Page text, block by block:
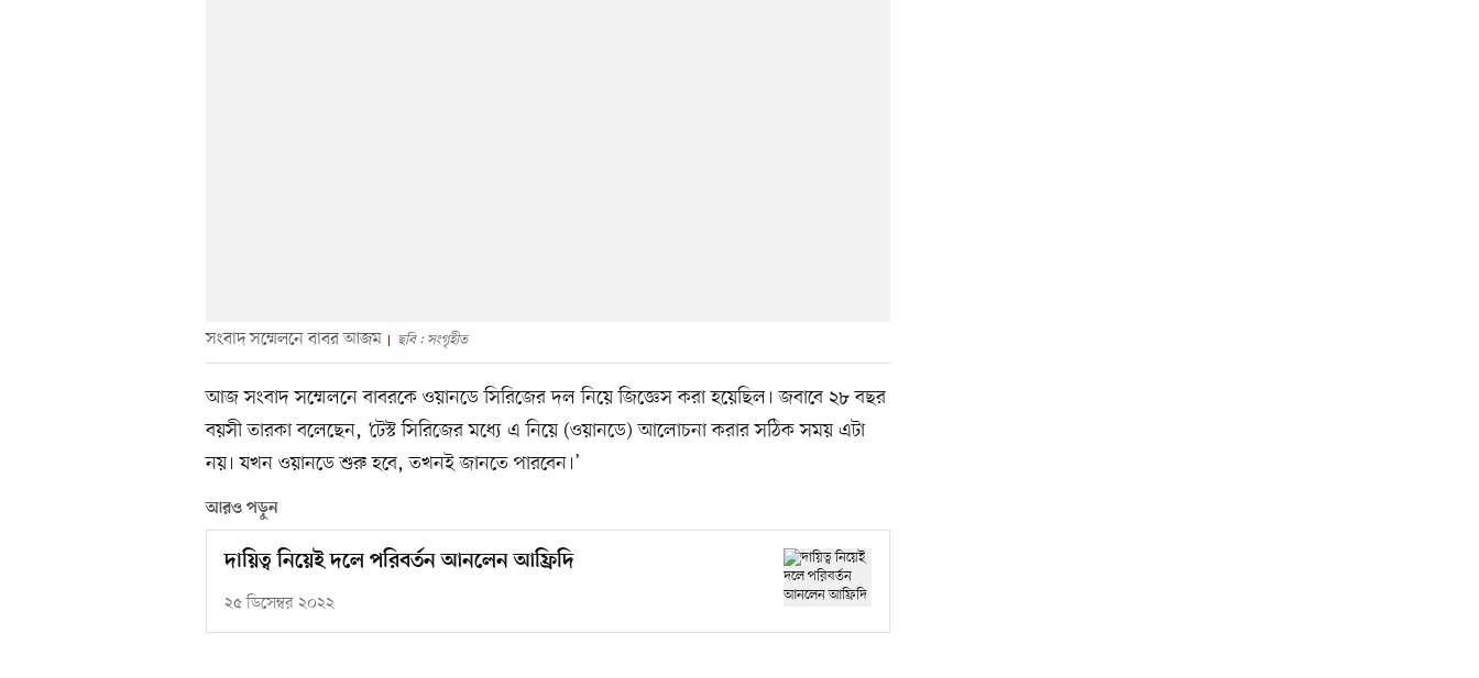
সংবাদ সম্মেলনে বাবর আজম ছবি : সংগৃহীত
আজ সংবাদ সম্মেলনে বাবরকে ওয়ানডে সিরিজের দল নিয়ে জিজ্ঞেস করা হয়েছিল। জবাবে ২৮ বছর
বয়সী তারকা বলেছেন, ‘টেস্ট সিরিজের মধ্যে এ নিয়ে (ওয়ানডে) আলোচনা করার সঠিক সময় এটা
নয়। যখন ওয়ানডে শুরু হবে, তখনই জানতে পারবেন।’
আরও পড়ুন
দায়িত্ব নিয়েই দলে পরিবর্তন আনলেন আফ্রিদি
২৫ ডিসেম্বর ২০২২